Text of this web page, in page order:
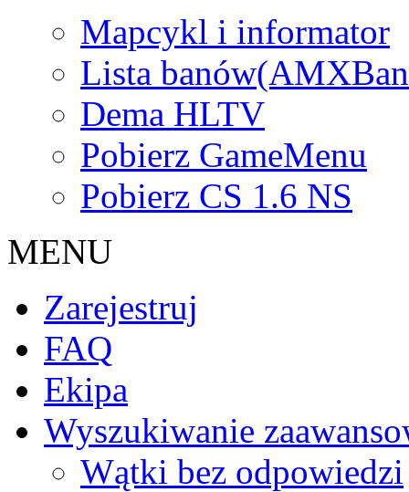
Mapcykl i informator
Lista
Dema HLTV
Pobierz GameMenu
Pobierz CS 1.6 NS
MENU
Zarejestruj
FAQ
Ekipa
Wyszukiwanie
Wątki bez odpowiedzi